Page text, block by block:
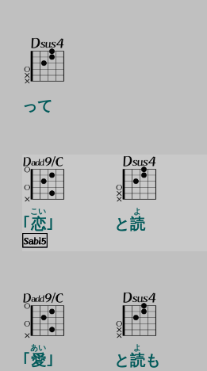
って
｢ 恋
こい
｣ と読
よ
｢ 愛
あい
｣ と読
よ
も